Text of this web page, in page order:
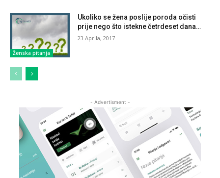
Ženska pitanja
Ukoliko se žena poslije poroda očisti
prije nego što istekne četrdeset dana…
23 Aprila, 2017
- Advertisment -